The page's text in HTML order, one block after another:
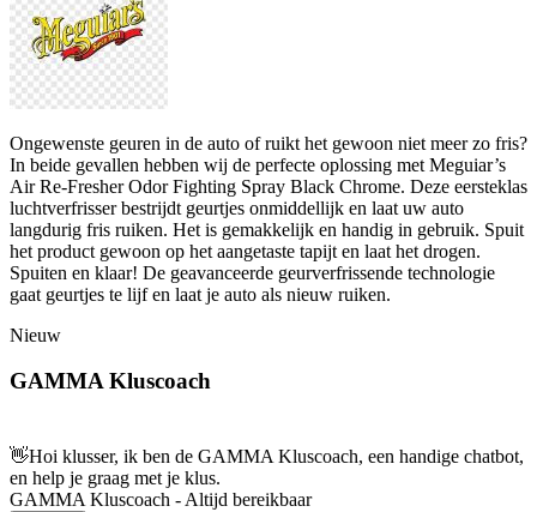
Ongewenste geuren in de auto of ruikt het gewoon niet meer zo fris?
In beide gevallen hebben wij de perfecte oplossing met Meguiar’s
Air Re-Fresher Odor Fighting Spray Black Chrome. Deze eersteklas
luchtverfrisser bestrijdt geurtjes onmiddellijk en laat uw auto
langdurig fris ruiken. Het is gemakkelijk en handig in gebruik. Spuit
het product gewoon op het aangetaste tapijt en laat het drogen.
Spuiten en klaar! De geavanceerde geurverfrissende technologie
gaat geurtjes te lijf en laat je auto als nieuw ruiken.
Nieuw
GAMMA Kluscoach
👋Hoi klusser, ik ben de GAMMA Kluscoach, een handige chatbot,
en help je graag met je klus.
GAMMA Kluscoach - Altijd bereikbaar